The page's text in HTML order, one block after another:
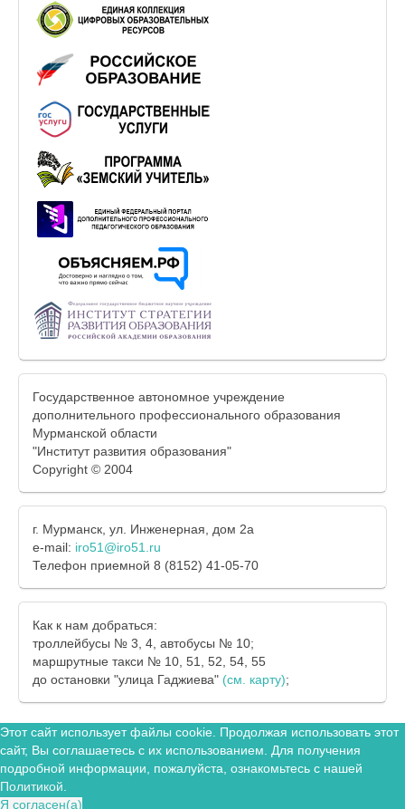
Государственное автономное учреждение
дополнительного профессионального образования
Мурманской области
"Институт развития образования"
Copyright © 2004
г. Мурманск, ул. Инженерная, дом 2а
e-mail: iro51@iro51.ru
Телефон приемной 8 (8152) 41-05-70
Как к нам добраться:
троллейбусы № 3, 4, автобусы № 10;
маршрутные такси № 10, 51, 52, 54, 55
до остановки "улица Гаджиева" (см. карту);
Этот сайт использует файлы cookie. Продолжая использовать этот
сайт, Вы соглашаетесь с их использованием. Для получения
подробной информации, пожалуйста, ознакомьтесь с нашей
Политикой
Я согласен(а)